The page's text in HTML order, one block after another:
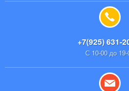
+7(925) 631-
С 10-00 до 19-